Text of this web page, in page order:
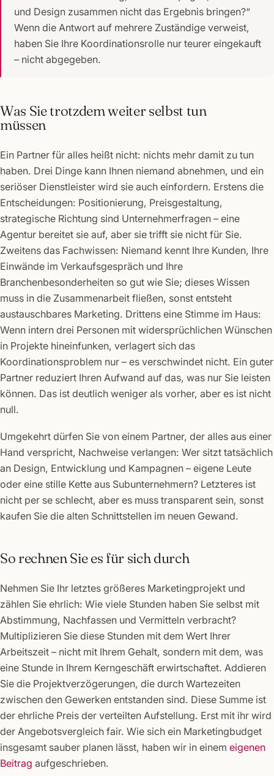
und Design zusammen nicht das Ergebnis bringen?“
Wenn die Antwort auf mehrere Zuständige verweist,
haben Sie Ihre Koordinationsrolle nur teurer eingekauft
– nicht abgegeben.
Was Sie trotzdem weiter selbst tun
müssen
Ein Partner für alles heißt nicht: nichts mehr damit zu tun
haben. Drei Dinge kann Ihnen niemand abnehmen, und ein
seriöser Dienstleister wird sie auch einfordern. Erstens die
Entscheidungen: Positionierung, Preisgestaltung,
strategische Richtung sind Unternehmerfragen – eine
Agentur bereitet sie auf, aber sie trifft sie nicht für Sie.
Zweitens das Fachwissen: Niemand kennt Ihre Kunden, Ihre
Einwände im Verkaufsgespräch und Ihre
Branchenbesonderheiten so gut wie Sie; dieses Wissen
muss in die Zusammenarbeit fließen, sonst entsteht
austauschbares Marketing. Drittens eine Stimme im Haus:
Wenn intern drei Personen mit widersprüchlichen Wünschen
in Projekte hineinfunken, verlagert sich das
Koordinationsproblem nur – es verschwindet nicht. Ein guter
Partner reduziert Ihren Aufwand auf das, was nur Sie leisten
können. Das ist deutlich weniger als vorher, aber es ist nicht
null.
Umgekehrt dürfen Sie von einem Partner, der alles aus einer
Hand verspricht, Nachweise verlangen: Wer sitzt tatsächlich
an Design, Entwicklung und Kampagnen – eigene Leute
oder eine stille Kette aus Subunternehmern? Letzteres ist
nicht per se schlecht, aber es muss transparent sein, sonst
kaufen Sie die alten Schnittstellen im neuen Gewand.
So rechnen Sie es für sich durch
Nehmen Sie Ihr letztes größeres Marketingprojekt und
zählen Sie ehrlich: Wie viele Stunden haben Sie selbst mit
Abstimmung, Nachfassen und Vermitteln verbracht?
Multiplizieren Sie diese Stunden mit dem Wert Ihrer
Arbeitszeit – nicht mit Ihrem Gehalt, sondern mit dem, was
eine Stunde in Ihrem Kerngeschäft erwirtschaftet. Addieren
Sie die Projektverzögerungen, die durch Wartezeiten
zwischen den Gewerken entstanden sind. Diese Summe ist
der ehrliche Preis der verteilten Aufstellung. Erst mit ihr wird
der Angebotsvergleich fair. Wie sich ein Marketingbudget
insgesamt sauber planen lässt, haben wir in einem eigenen
Beitrag aufgeschrieben.